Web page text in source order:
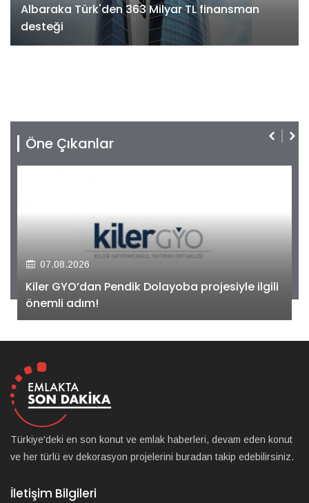
Albaraka Türk'den 363 Milyar TL finansman
desteği
Öne Çıkanlar
07.08.2026
Kiler GYO’dan Pendik Dolayoba projesiyle ilgili
önemli adım!
Türkiye'deki en son konut ve emlak haberleri, devam eden konut
ve her türlü ev dekorasyon projelerini buradan takip edebilirsiniz.
İletişim Bilgileri